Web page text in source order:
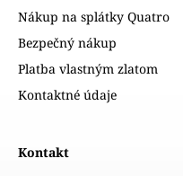
Nákup na splátky Quatro
Bezpečný nákup
Platba vlastným zlatom
Kontaktné údaje
Kontakt